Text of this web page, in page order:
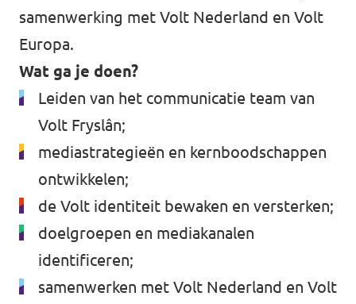
Word lid!
Steun Volt Fryslân!
samenwerking met Volt Nederland en Volt
Europa.
Wat ga je doen?
Leiden van het communicatie team van
Volt Fryslân;
mediastrategieën en kernboodschappen
ontwikkelen;
de Volt identiteit bewaken en versterken;
doelgroepen en mediakanalen
identificeren;
samenwerken met Volt Nederland en Volt